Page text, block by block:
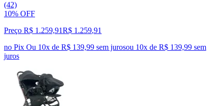
(42)
10% OFF
Preço R$ 1.259,91R$ 1.259,91
no Pix Ou 10x de R$ 139,99 sem jurosou 10x de R$ 139,99 sem
juros